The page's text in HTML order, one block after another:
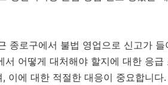
종로구에서 불법 영업으로 신고가
어떻게 대처해야 할지에 대한 응
이에 대한 적절한 대응이 중요합니다.